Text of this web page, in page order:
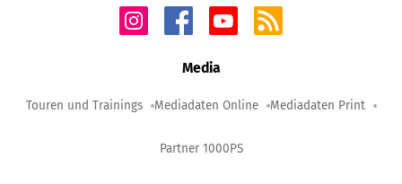
Media
Touren und Trainings Mediadaten Online Mediadaten Print
Partner 1000PS